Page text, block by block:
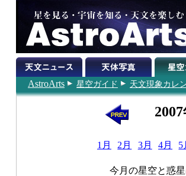
AstroArts 星空ガイド 天文現象カレ
1月 2月 3月 4月 5
今月の星空と惑